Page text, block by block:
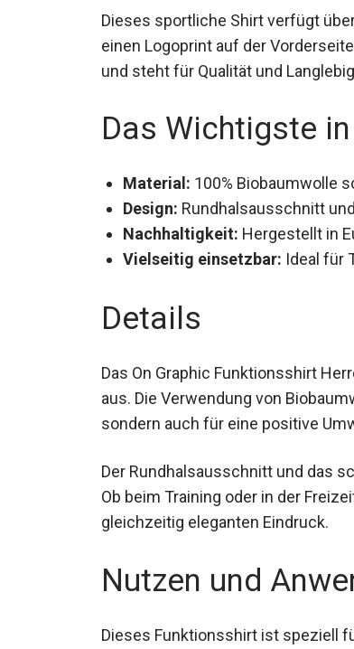
Dieses sportliche Shirt verfügt
einen Logoprint auf der
und steht für Qualität und
Das Wichtigste
Material: 100% Biobaumwolle
Design: Rundhalsausschnitt
Nachhaltigkeit: Hergestellt in
Vielseitig einsetzbar: Ideal für
Details
Das On Graphic Funktionsshirt
aus. Die Verwendung von
sondern auch für eine positive
Der Rundhalsausschnitt und das
Ob beim Training oder in der
gleichzeitig eleganten Eindruck.
Nutzen und
Dieses Funktionsshirt ist speziell